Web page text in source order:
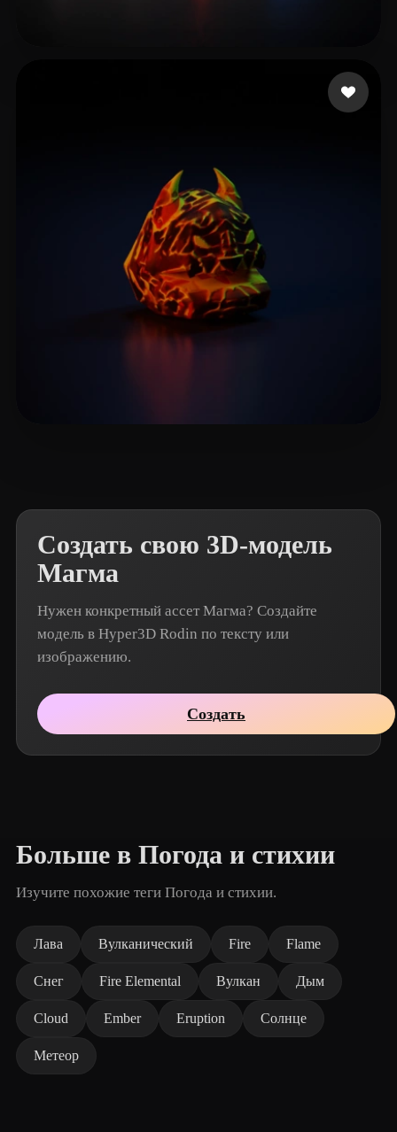
Создать свою 3D-модель
Магма
Нужен конкретный ассет Магма? Создайте
модель в Hyper3D Rodin по тексту или
изображению.
Создать
Больше в Погода и стихии
Изучите похожие теги Погода и стихии.
Лава Вулканический Fire Flame
Снег Fire Elemental Вулкан Дым
Cloud Ember Eruption Солнце
Метеор